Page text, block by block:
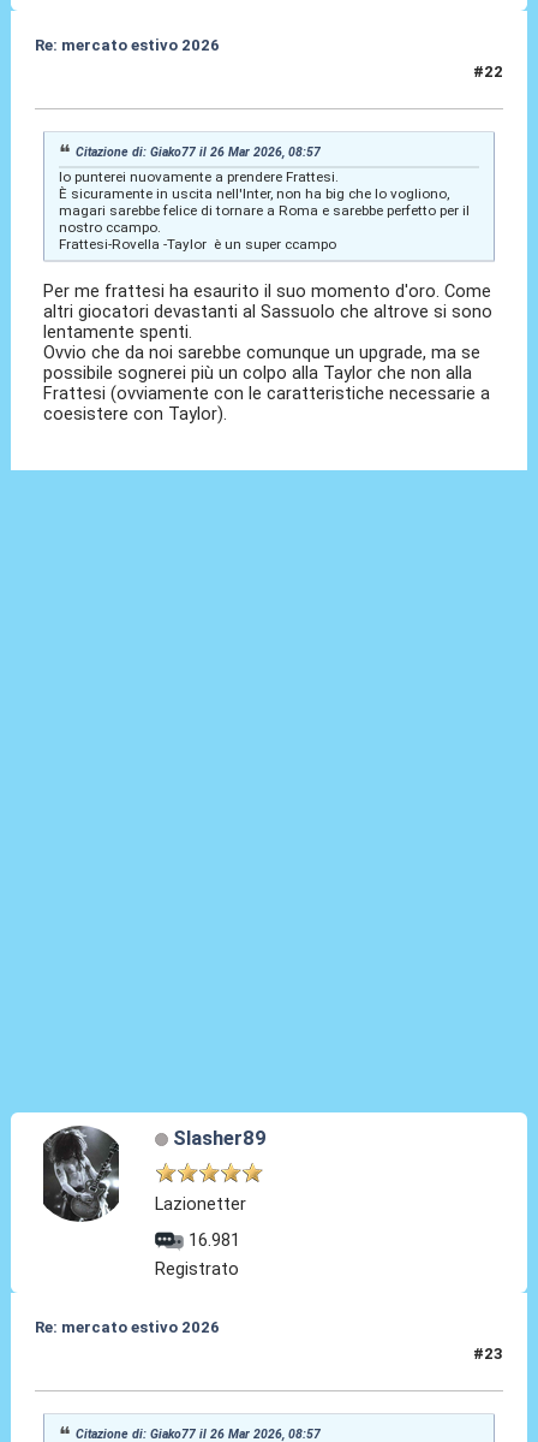
Re: mercato estivo 2026
#22
Citazione di: Giako77 il 26 Mar 2026, 08:57
Io punterei nuovamente a prendere Frattesi.
È sicuramente in uscita nell'Inter, non ha big che lo vogliono,
magari sarebbe felice di tornare a Roma e sarebbe perfetto per il
nostro ccampo.
Frattesi-Rovella -Taylor è un super ccampo
Per me frattesi ha esaurito il suo momento d'oro. Come
altri giocatori devastanti al Sassuolo che altrove si sono
lentamente spenti.
Ovvio che da noi sarebbe comunque un upgrade, ma se
possibile sognerei più un colpo alla Taylor che non alla
Frattesi (ovviamente con le caratteristiche necessarie a
coesistere con Taylor).
Slasher89
Lazionetter
16.981
Registrato
Re: mercato estivo 2026
#23
Citazione di: Giako77 il 26 Mar 2026, 08:57